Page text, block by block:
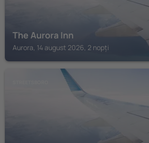
The Aurora Inn
Aurora, 14 august 2026, 2 nopți